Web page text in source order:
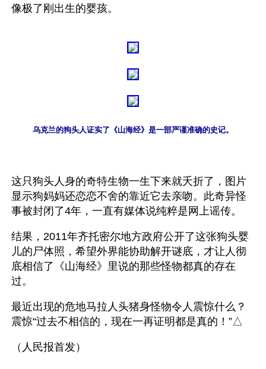
像极了刚出生的婴孩。
乌克兰的狗头人证实了《山海经》是一部严谨准确的史记。
这只狗头人身的奇特生物一生下来就夭折了，图片
显示狗妈妈还恋恋不舍的靠近它去亲吻。此奇异怪
事被封闭了4年，一直有媒体说纯粹是网上谣传。
结果，2011年齐托密尔地方政府公开了这张狗头婴
儿的尸体照，希望外界能协助解开谜底，才让人彻
底相信了《山海经》里说的那些怪物都真的存在
过。
最近出现的危地马拉人头猪身怪物令人震惊什么？
震惊“过去不相信的，现在一再证明都是真的！”△
（人民报首发）